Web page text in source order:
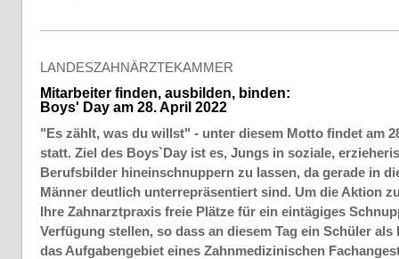
LANDESZAHNÄRZTEKAMMER
Mitarbeiter finden, ausbilden, binden:
Boys' Day am 28. April 2022
"Es zählt, was du willst" - unter diesem Motto findet am
statt. Ziel des Boys`Day ist es, Jungs in soziale,
Berufsbilder hineinschnuppern zu lassen, da gerade in
Männer deutlich unterrepräsentiert sind. Um die Aktion
Ihre Zahnarztpraxis freie Plätze für ein eintägiges
Verfügung stellen, so dass an diesem Tag ein Schüler
das Aufgabengebiet eines Zahnmedizinischen